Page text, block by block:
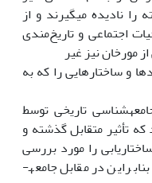
را نادیده می­گیرند و از
اجتماعی و تاریخ‌مندی
مورخان نیز غیر
و ساختارهایی را که به
تاریخی توسط
تأثیر متقابل گذشته و
را مورد بررسی
(اسمیت در همان:33). بنابراین در مقابل جامعه­